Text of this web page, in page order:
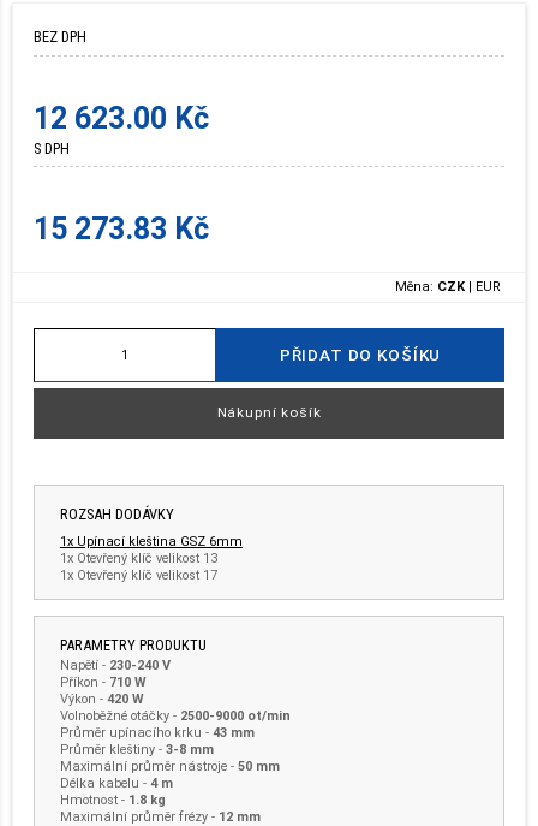
BEZ DPH
12 623.00 Kč
S DPH
15 273.83 Kč
Měna: CZK | EUR
PŘIDAT DO KOŠÍKU
Nákupní košík
ROZSAH DODÁVKY
1x Upínací kleština GSZ 6mm
1x Otevřený klíč velikost 13
1x Otevřený klíč velikost 17
PARAMETRY PRODUKTU
Napětí- 230-240 V
Příkon - 710 W
Výkon - 420 W
Volnoběžné otáčky- 2500-9000 ot/min
Průměr upínacího krku - 43 mm
Průměr kleštiny- 3-8 mm
Maximální průměr nástroje- 50 mm
Délka kabelu - 4 m
Hmotnost- 1.8 kg
Maximální průměr frézy - 12 mm